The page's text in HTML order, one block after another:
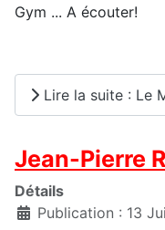
Gym ... A écouter!
Lire la suite : Le
Jean-Pierre
Détails
Publication : 13